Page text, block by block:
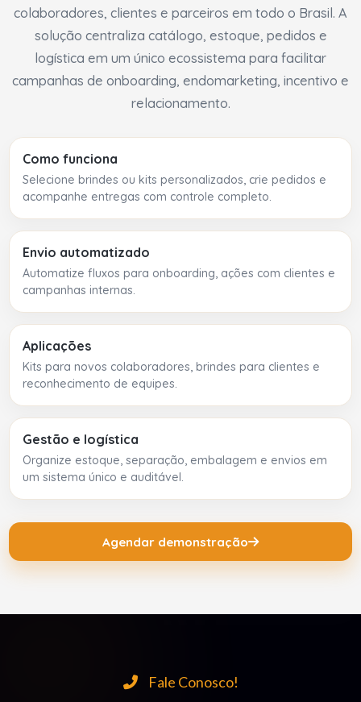
colaboradores, clientes e parceiros em todo o Brasil. A
solução centraliza catálogo, estoque, pedidos e
logística em um único ecossistema para facilitar
campanhas de onboarding, endomarketing, incentivo e
relacionamento.
Como funciona
Selecione brindes ou kits personalizados, crie pedidos e
acompanhe entregas com controle completo.
Envio automatizado
Automatize fluxos para onboarding, ações com clientes e
campanhas internas.
Aplicações
Kits para novos colaboradores, brindes para clientes e
reconhecimento de equipes.
Gestão e logística
Organize estoque, separação, embalagem e envios em
um sistema único e auditável.
Agendar demonstração
Fale Conosco!